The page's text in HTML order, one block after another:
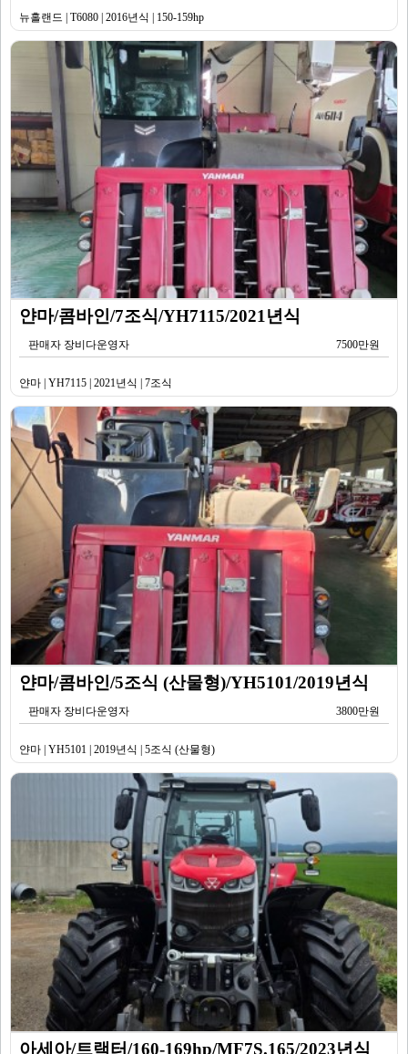
뉴홀랜드 | T6080 | 2016년식 | 150-159hp
얀마/콤바인/7조식/YH7115/2021년식
판매자 장비다운영자 7500만원
얀마 | YH7115 | 2021년식 | 7조식
얀마/콤바인/5조식 (산물형)/YH5101/2019년식
판매자 장비다운영자 3800만원
얀마 | YH5101 | 2019년식 | 5조식 (산물형)
아세아/트랙터/160-169hp/MF7S.165/2023년식